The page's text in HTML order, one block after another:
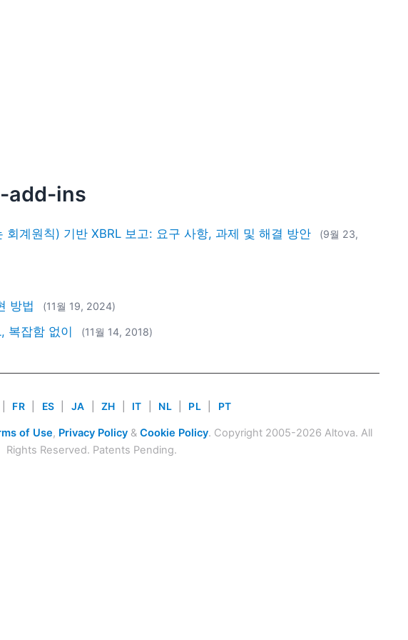
add-ins
회계원칙) 기반 XBRL 보고: 요구 사항, 과제 및 해결 방안
(9월 23,
방법 (11월 19, 2024)
복잡함 없이 (11월 14, 2018)
FR ES JA ZH IT NL PL PT
of Use, Privacy Policy& Cookie Policy. Copyright 2005-2026 Altova. All
Rights Reserved. Patents Pending.